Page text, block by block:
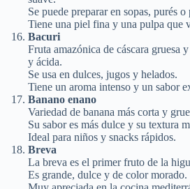
Se puede preparar en sopas, purés o
Tiene una piel fina y una pulpa que
Bacuri
Fruta amazónica de cáscara gruesa
y ácida.
Se usa en dulces, jugos y helados.
Tiene un aroma intenso y un sabor
Banano enano
Variedad de banana más corta y
Su sabor es más dulce y su textura
Ideal para niños y snacks rápidos.
Breva
La breva es el primer fruto de la
Es grande, dulce y de color morado.